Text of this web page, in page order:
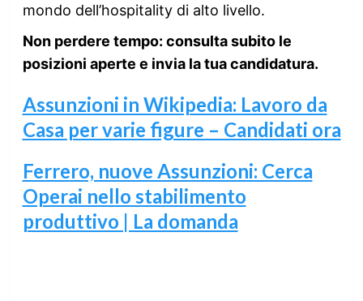
mondo dell’hospitality di alto livello.
Non perdere tempo: consulta subito le
posizioni aperte e invia la tua candidatura.
Assunzioni in Wikipedia: Lavoro da
Casa per varie figure – Candidati ora
Ferrero, nuove Assunzioni: Cerca
Operai nello stabilimento
produttivo | La domanda